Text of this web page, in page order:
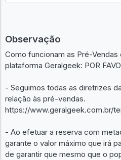
Observação
Como funcionam as Pré-
plataforma Geralgeek: POR
- Seguimos todas as diretrizes
relação às pré-vendas.
https://www.geralgeek.com.br/
- Ao efetuar a reserva com
garante o valor máximo que irá
de garantir que mesmo que o